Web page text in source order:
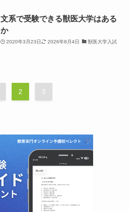
文系で受験できる獣医大学はある
か
2020年3月23日 2026年8月4日 獣医大学入試
2 3